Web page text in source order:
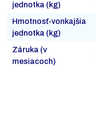
jednotka (kg)
Hmotnosť-vonkajšia
jednotka (kg)
Záruka (v
mesiacoch)